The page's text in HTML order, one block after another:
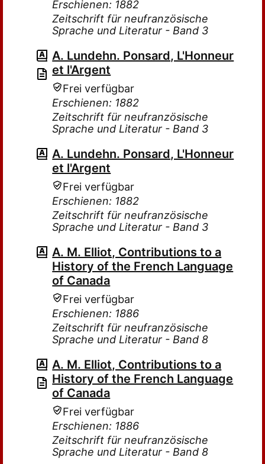
Erschienen: 1882
Zeitschrift für neufranzösische
Sprache und Literatur - Band 3
A. Lundehn. Ponsard, L'Honneur
et l'Argent
Frei verfügbar
Erschienen: 1882
Zeitschrift für neufranzösische
Sprache und Literatur - Band 3
A. Lundehn. Ponsard, L'Honneur
et l'Argent
Frei verfügbar
Erschienen: 1882
Zeitschrift für neufranzösische
Sprache und Literatur - Band 3
A. M. Elliot, Contributions to a
History of the French Language
of Canada
Frei verfügbar
Erschienen: 1886
Zeitschrift für neufranzösische
Sprache und Literatur - Band 8
A. M. Elliot, Contributions to a
History of the French Language
of Canada
Frei verfügbar
Erschienen: 1886
Zeitschrift für neufranzösische
Sprache und Literatur - Band 8